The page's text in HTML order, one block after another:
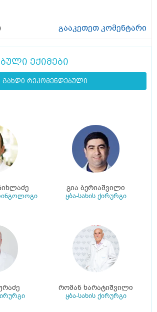
გააკეთეთ კომენტარი
ექიმები
გახდი რეკომენდებული
გია ბერიაშვილი
ყბა-სახის ქირურგი
რომან ხარატიშვილი
ყბა-სახის ქირურგი